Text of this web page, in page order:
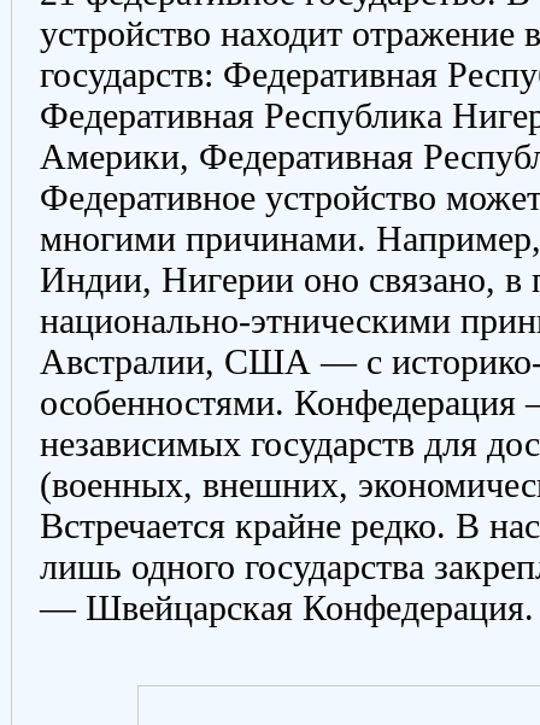
устройство находит отражение
государств: Федеративная
Федеративная Республика
Америки, Федеративная
Федеративное устройство
многими причинами.
Индии, Нигерии оно связано, в
национально-этническими
Австралии, США — с историко-
особенностями.
независимых государств для
(военных, внешних,
Встречается крайне редко. В
лишь одного государства
— Швейцарская Конфедерация.